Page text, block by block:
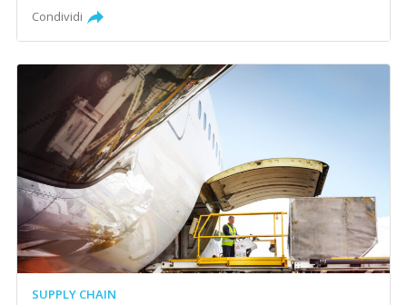
Condividi
SUPPLY CHAIN